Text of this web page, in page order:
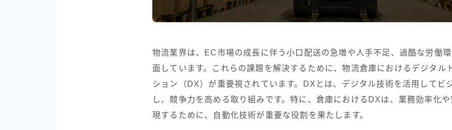
TransPallet X
物流業界は、EC市場の成長に伴う小口配送の急増や人手不足、過酷な労働
面しています。これらの課題を解決するために、物流倉庫におけるデジタル
ション（DX）が重要視されています。DXとは、デジタル技術を活用してビ
し、競争力を高める取り組みです。特に、倉庫におけるDXは、業務効率化
現するために、自動化技術が重要な役割を果たします。